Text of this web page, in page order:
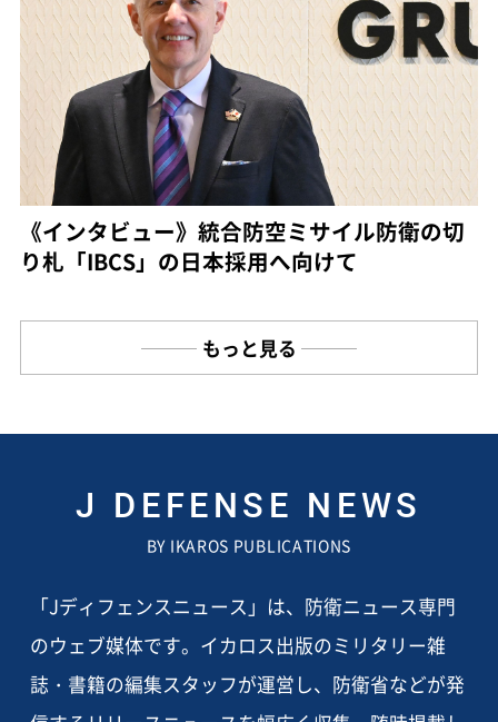
《インタビュー》統合防空ミサイル防衛の切
り札「IBCS」の日本採用へ向けて
もっと見る
J DEFENSE NEWS
BY IKAROS PUBLICATIONS
「Jディフェンスニュース」は、防衛ニュース専門
のウェブ媒体です。イカロス出版のミリタリー雑
誌・書籍の編集スタッフが運営し、防衛省などが発